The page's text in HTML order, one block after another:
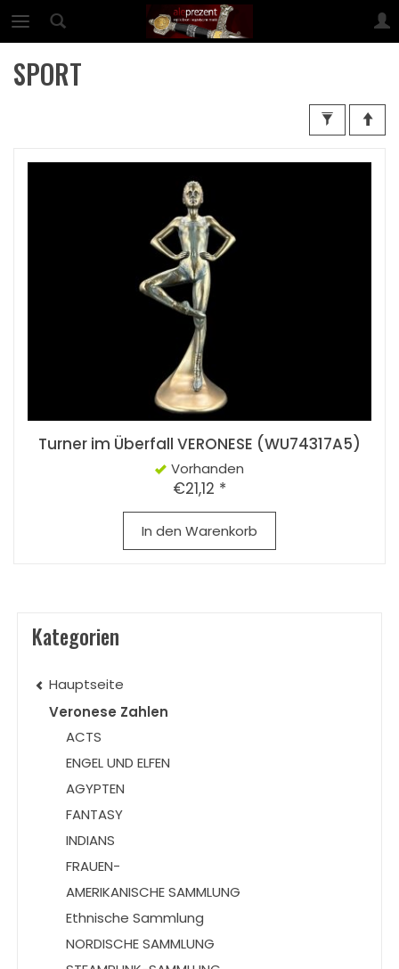
SPORT
Turner im Überfall VERONESE (WU74317A5)
Vorhanden
€21,12 *
In den Warenkorb
Kategorien
Hauptseite
Veronese Zahlen
ACTS
ENGEL UND ELFEN
AGYPTEN
FANTASY
INDIANS
FRAUEN-
AMERIKANISCHE SAMMLUNG
Ethnische Sammlung
NORDISCHE SAMMLUNG